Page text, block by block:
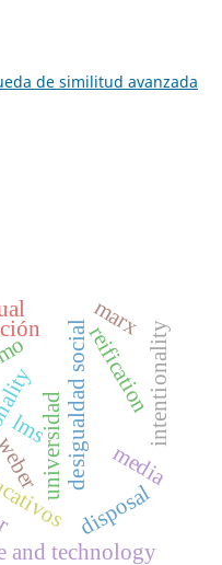
de similitud avanzada
universidaddesigualdad social
disposal
reification
marx
media
and technology
lms intentionality